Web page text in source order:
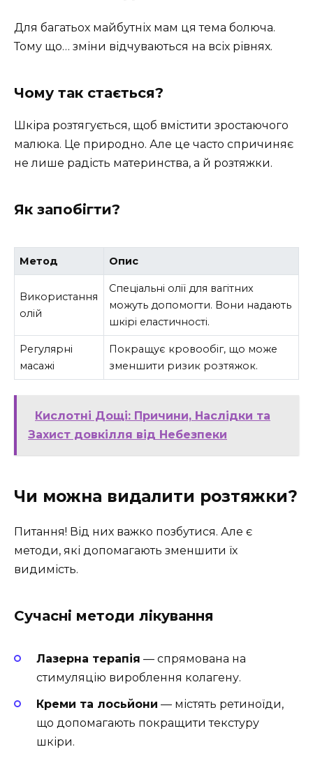
Для багатьох майбутніх мам ця тема болюча.
Тому що… зміни відчуваються на всіх рівнях.
Чому так стається?
Шкіра розтягується, щоб вмістити зростаючого
малюка. Це природно. Але це часто спричиняє
не лише радість материнства, а й розтяжки.
Як запобігти?
Метод Опис
Використання
олій
Спеціальні олії для вагітних
можуть допомогти. Вони надають
шкірі еластичності.
Регулярні
масажі
Покращує кровообіг, що може
зменшити ризик розтяжок.
Кислотні Дощі: Причини, Наслідки та
Захист довкілля від Небезпеки
Чи можна видалити розтяжки?
Питання! Від них важко позбутися. Але є
методи, які допомагають зменшити їх
видимість.
Сучасні методи лікування
Лазерна терапія — спрямована на
стимуляцію вироблення колагену.
Креми та лосьйони — містять ретиноїди,
що допомагають покращити текстуру
шкіри.